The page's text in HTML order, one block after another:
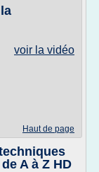
voir la vidéo
Haut de page
A à Z HD